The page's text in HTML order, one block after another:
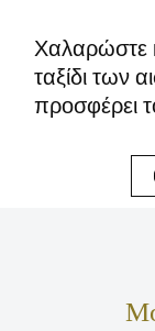
Χαλαρώστε
ταξίδι των
προσφέρει